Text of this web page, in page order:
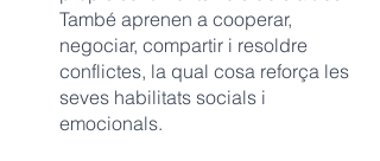
També aprenen a cooperar,
negociar, compartir i resoldre
conflictes, la qual cosa reforça les
seves habilitats socials i
emocionals.